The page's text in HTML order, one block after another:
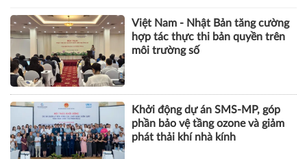
Việt Nam - Nhật Bản tăng cường
hợp tác thực thi bản quyền trên
môi trường số
Khởi động dự án SMS-MP, góp
phần bảo vệ tầng ozone và giảm
phát thải khí nhà kính